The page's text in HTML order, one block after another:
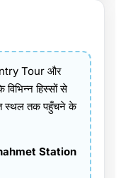
Tour और
हिस्सों से
स्थल तक पहुँचने के
Station